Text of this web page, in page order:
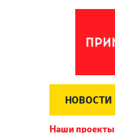
НОВОСТИ
Наши проекты